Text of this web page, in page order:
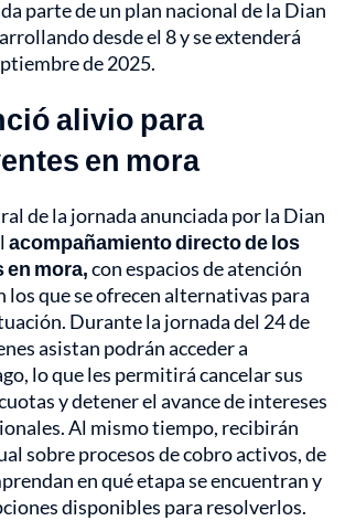
parte de un plan nacional de la Dian
desde el 8 y se extenderá
de 2025.
alivio para
en mora
de la jornada anunciada por la Dian
acompañamiento directo de los
mora,con espacios de atención
los que se ofrecen alternativas para
Durante la jornada del 24 de
asistan podrán acceder a
lo que les permitirá cancelar sus
y detener el avance de intereses
Al mismo tiempo, recibirán
sobre procesos de cobro activos, de
en qué etapa se encuentran y
disponibles para resolverlos.